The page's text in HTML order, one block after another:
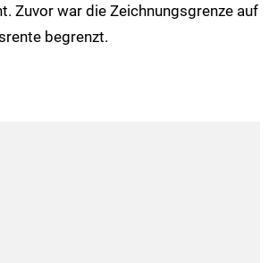
Zuvor war die Zeichnungsgrenze auf
begrenzt.